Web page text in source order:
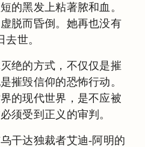
的黑发上粘著脓和血。
脱而昏倒。她再也没有
世。
绝的方式，不仅仅是摧
摧毁信仰的恐怖行动。
的现代世界，是不应被
须受到正义的审判。
干达独裁者艾迪-阿明的